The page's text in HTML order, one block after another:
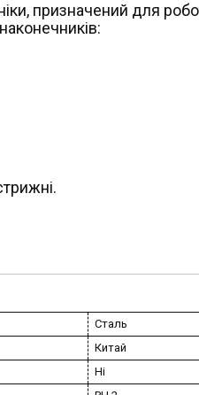
призначений для
Сталь
Китай
Ні